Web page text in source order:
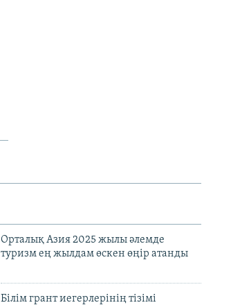
Орталық Азия 2025 жылы әлемде
туризм ең жылдам өскен өңір атанды
Білім грант иегерлерінің тізімі